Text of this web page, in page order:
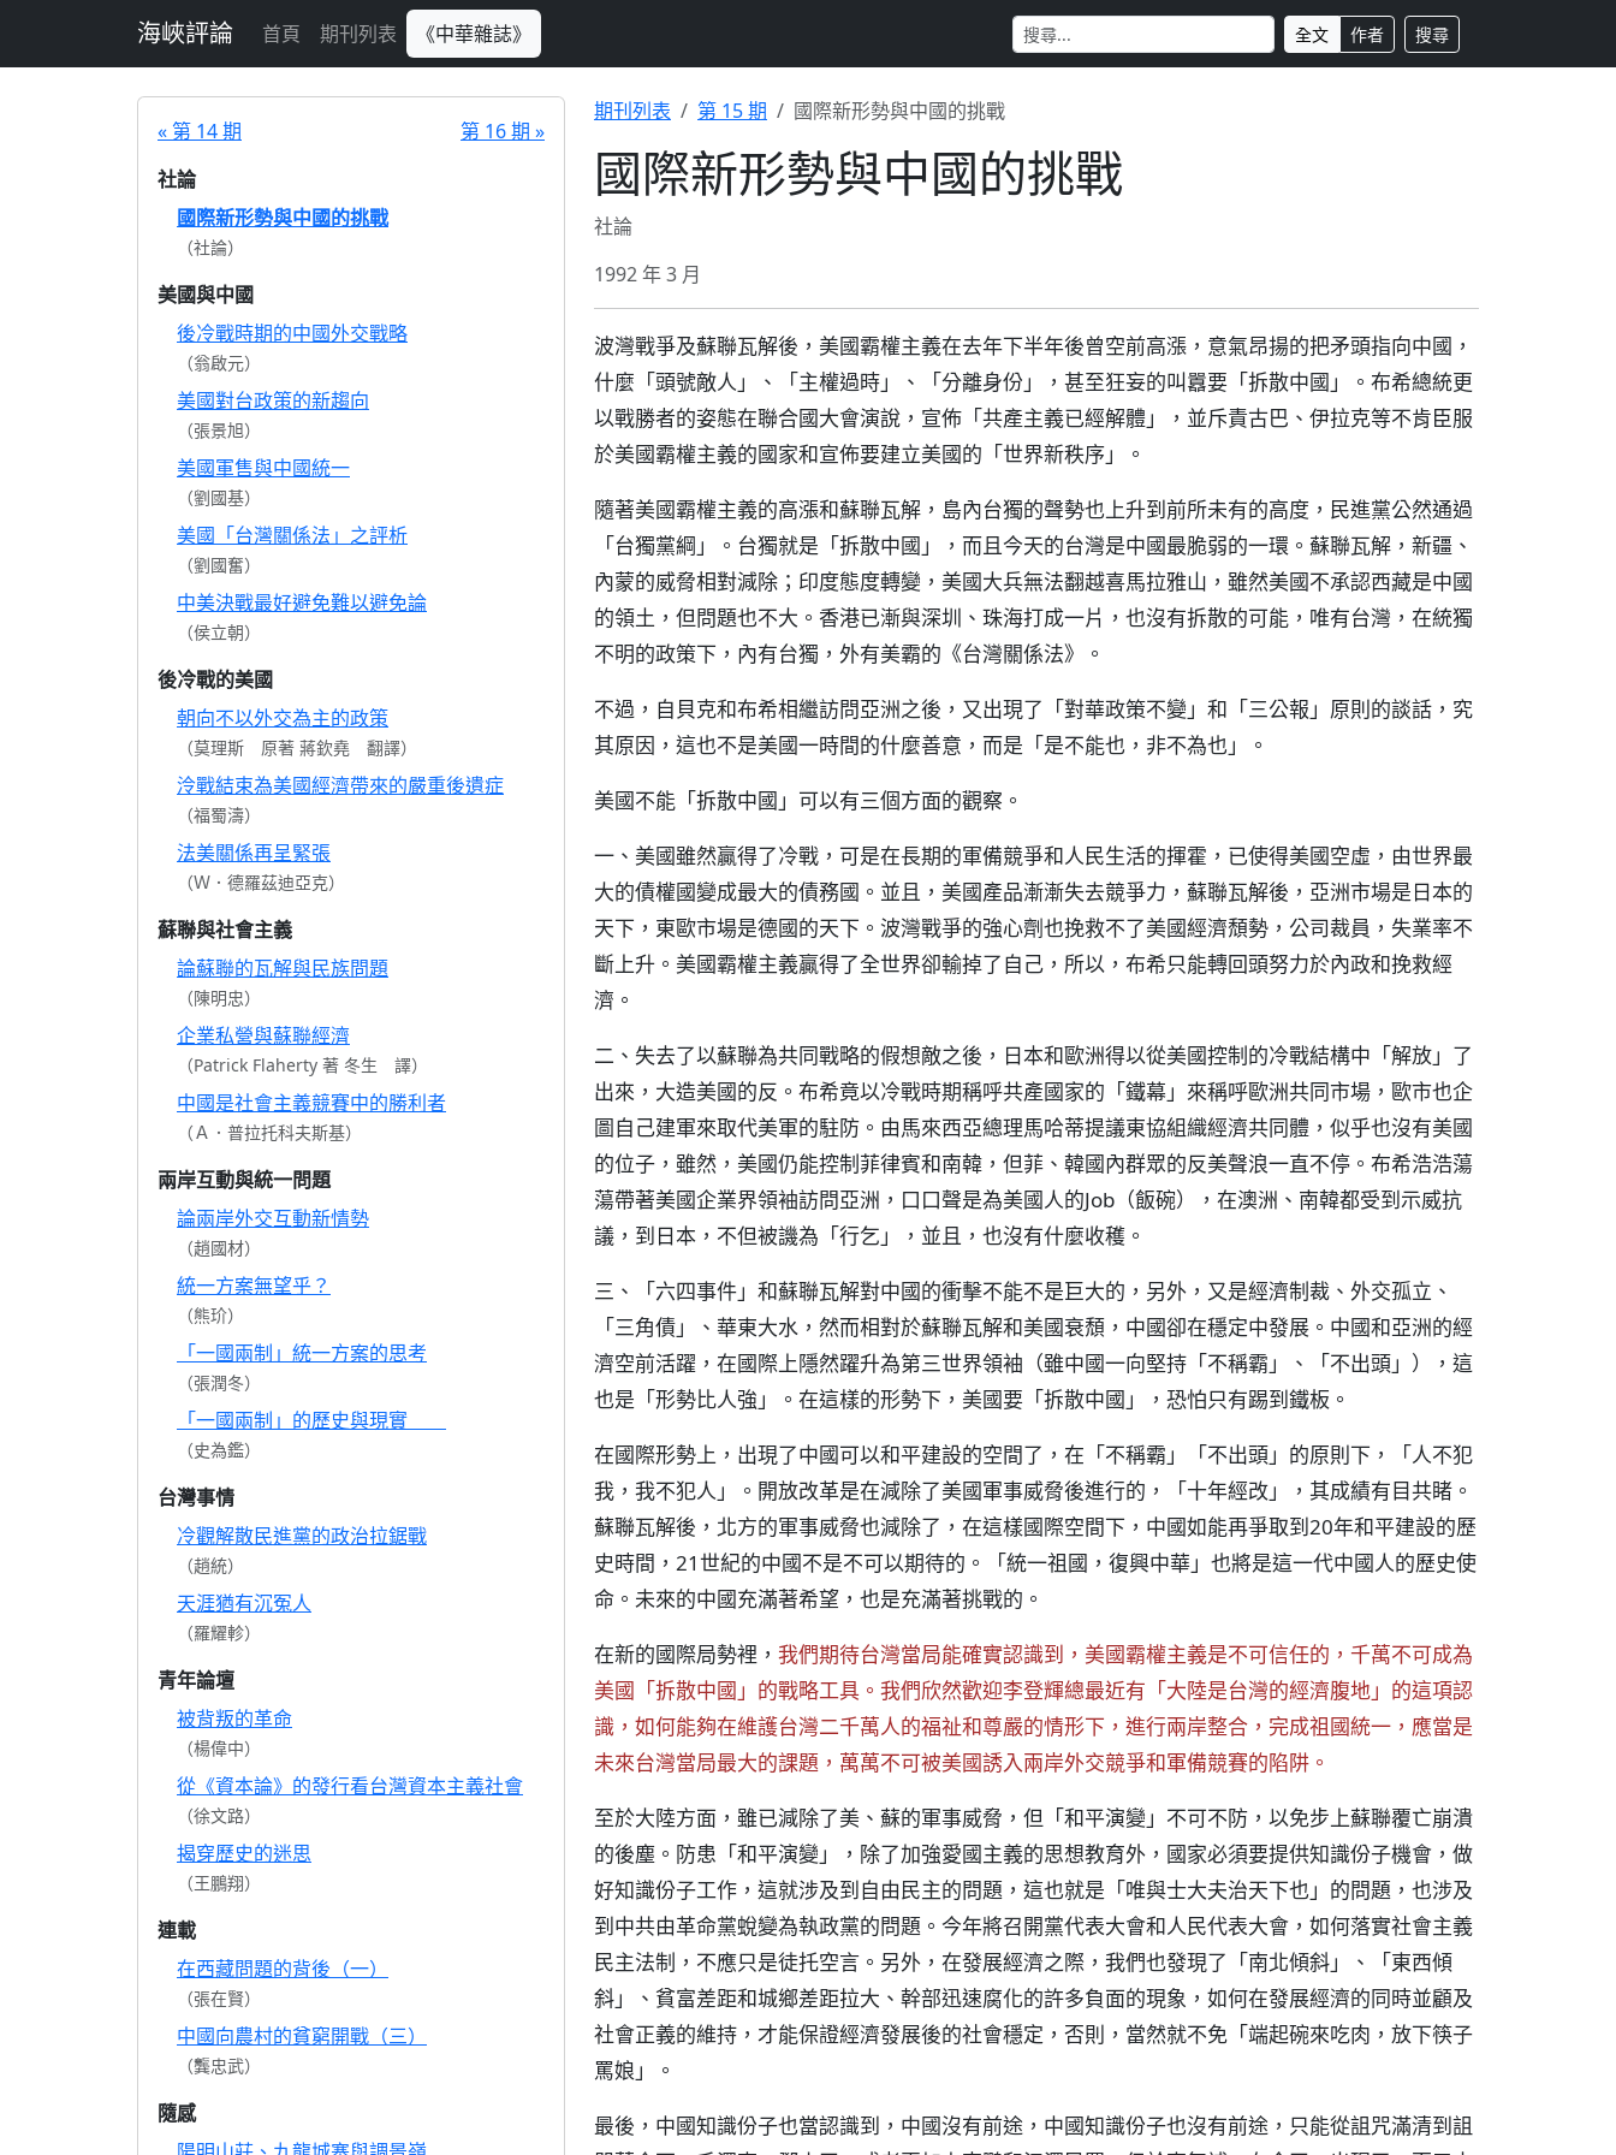
海峽評論 首頁 期刊列表 《中華雜誌》 全文 作者 搜尋
« 第 14 期
第 16 期 »
社論
國際新形勢與中國的挑戰
（社論）
美國與中國
後冷戰時期的中國外交戰略
（翁啟元）
美國對台政策的新趨向
（張景旭）
美國軍售與中國統一
（劉國基）
美國「台灣關係法」之評析
（劉國奮）
中美決戰最好避免難以避免論
（侯立朝）
後冷戰的美國
朝向不以外交為主的政策
（莫理斯 原著 蔣欽堯 翻譯）
泠戰結束為美國經濟帶來的嚴重後遺症
（福蜀濤）
法美關係再呈緊張
（Ｗ．德羅茲迪亞克）
蘇聯與社會主義
論蘇聯的瓦解與民族問題
（陳明忠）
企業私營與蘇聯經濟
（Patrick Flaherty 著 冬生 譯）
中國是社會主義競賽中的勝利者
（Ａ．普拉托科夫斯基）
兩岸互動與統一問題
論兩岸外交互動新情勢
（趙國材）
統一方案無望乎？
（熊玠）
「一國兩制」統一方案的思考
（張潤冬）
「一國兩制」的歷史與現實
（史為鑑）
台灣事情
冷觀解散民進黨的政治拉鋸戰
（趙統）
天涯猶有沉冤人
（羅耀軫）
青年論壇
被背叛的革命
（楊偉中）
從《資本論》的發行看台灣資本主義社會
（徐文路）
揭穿歷史的迷思
（王鵬翔）
連載
在西藏問題的背後（一）
（張在賢）
中國向農村的貧窮開戰（三）
（龔忠武）
隨感
期刊列表 第 15 期 國際新形勢與中國的挑戰
國際新形勢與中國的挑戰
社論
1992 年 3 月
波灣戰爭及蘇聯瓦解後，美國霸權主義在去年下半年後曾空前高漲，意氣昂揚的把矛頭指向中國，
什麼「頭號敵人」、「主權過時」、「分離身份」，甚至狂妄的叫囂要「拆散中國」。布希總統更
以戰勝者的姿態在聯合國大會演說，宣佈「共產主義已經解體」，並斥責古巴、伊拉克等不肯臣服
於美國霸權主義的國家和宣佈要建立美國的「世界新秩序」。
隨著美國霸權主義的高漲和蘇聯瓦解，島內台獨的聲勢也上升到前所未有的高度，民進黨公然通過
「台獨黨綱」。台獨就是「拆散中國」，而且今天的台灣是中國最脆弱的一環。蘇聯瓦解，新疆、
內蒙的威脅相對減除；印度態度轉變，美國大兵無法翻越喜馬拉雅山，雖然美國不承認西藏是中國
的領土，但問題也不大。香港已漸與深圳、珠海打成一片，也沒有拆散的可能，唯有台灣，在統獨
不明的政策下，內有台獨，外有美霸的《台灣關係法》。
不過，自貝克和布希相繼訪問亞洲之後，又出現了「對華政策不變」和「三公報」原則的談話，究
其原因，這也不是美國一時間的什麼善意，而是「是不能也，非不為也」。
美國不能「拆散中國」可以有三個方面的觀察。
一、美國雖然贏得了冷戰，可是在長期的軍備競爭和人民生活的揮霍，已使得美國空虛，由世界最
大的債權國變成最大的債務國。並且，美國產品漸漸失去競爭力，蘇聯瓦解後，亞洲市場是日本的
天下，東歐市場是德國的天下。波灣戰爭的強心劑也挽救不了美國經濟頹勢，公司裁員，失業率不
斷上升。美國霸權主義贏得了全世界卻輸掉了自己，所以，布希只能轉回頭努力於內政和挽救經
濟。
二、失去了以蘇聯為共同戰略的假想敵之後，日本和歐洲得以從美國控制的冷戰結構中「解放」了
出來，大造美國的反。布希竟以冷戰時期稱呼共產國家的「鐵幕」來稱呼歐洲共同市場，歐市也企
圖自己建軍來取代美軍的駐防。由馬來西亞總理馬哈蒂提議東協組織經濟共同體，似乎也沒有美國
的位子，雖然，美國仍能控制菲律賓和南韓，但菲、韓國內群眾的反美聲浪一直不停。布希浩浩蕩
蕩帶著美國企業界領袖訪問亞洲，口口聲是為美國人的Job（飯碗），在澳洲、南韓都受到示威抗
議，到日本，不但被譏為「行乞」，並且，也沒有什麼收穫。
三、「六四事件」和蘇聯瓦解對中國的衝擊不能不是巨大的，另外，又是經濟制裁、外交孤立、
「三角債」、華東大水，然而相對於蘇聯瓦解和美國衰頹，中國卻在穩定中發展。中國和亞洲的經
濟空前活躍，在國際上隱然躍升為第三世界領袖（雖中國一向堅持「不稱霸」、「不出頭」），這
也是「形勢比人強」。在這樣的形勢下，美國要「拆散中國」，恐怕只有踢到鐵板。
在國際形勢上，出現了中國可以和平建設的空間了，在「不稱霸」「不出頭」的原則下，「人不犯
我，我不犯人」。開放改革是在減除了美國軍事威脅後進行的，「十年經改」，其成績有目共睹。
蘇聯瓦解後，北方的軍事威脅也減除了，在這樣國際空間下，中國如能再爭取到20年和平建設的歷
史時間，21世紀的中國不是不可以期待的。「統一祖國，復興中華」也將是這一代中國人的歷史使
命。未來的中國充滿著希望，也是充滿著挑戰的。
在新的國際局勢裡， 我們期待台灣當局能確實認識到，美國霸權主義是不可信任的，千萬不可成為
美國「拆散中國」的戰略工具。我們欣然歡迎李登輝總最近有「大陸是台灣的經濟腹地」的這項認
識，如何能夠在維護台灣二千萬人的福祉和尊嚴的情形下，進行兩岸整合，完成祖國統一，應當是
未來台灣當局最大的課題，萬萬不可被美國誘入兩岸外交競爭和軍備競賽的陷阱。
至於大陸方面，雖已減除了美、蘇的軍事威脅，但「和平演變」不可不防，以免步上蘇聯覆亡崩潰
的後塵。防患「和平演變」，除了加強愛國主義的思想教育外，國家必須要提供知識份子機會，做
好知識份子工作，這就涉及到自由民主的問題，這也就是「唯與士大夫治天下也」的問題，也涉及
到中共由革命黨蛻變為執政黨的問題。今年將召開黨代表大會和人民代表大會，如何落實社會主義
民主法制，不應只是徒托空言。另外，在發展經濟之際，我們也發現了「南北傾斜」、「東西傾
斜」、貧富差距和城鄉差距拉大、幹部迅速腐化的許多負面的現象，如何在發展經濟的同時並顧及
社會正義的維持，才能保證經濟發展後的社會穩定，否則，當然就不免「端起碗來吃肉，放下筷子
罵娘」。
最後，中國知識份子也當認識到，中國沒有前途，中國知識份子也沒有前途，只能從詛咒滿清到詛